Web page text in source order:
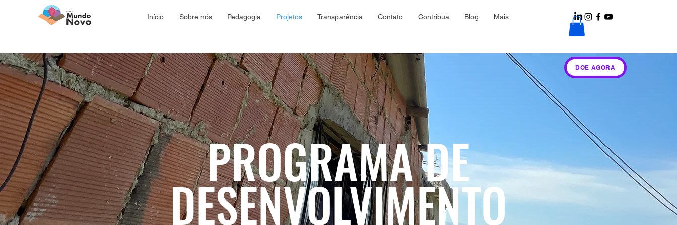
DOE AGORA
Início Sobre nós Pedagogia Projetos Transparência Contato Contribua Blog Mais
PROGRAMA DE
DESENVOLVIMENTO